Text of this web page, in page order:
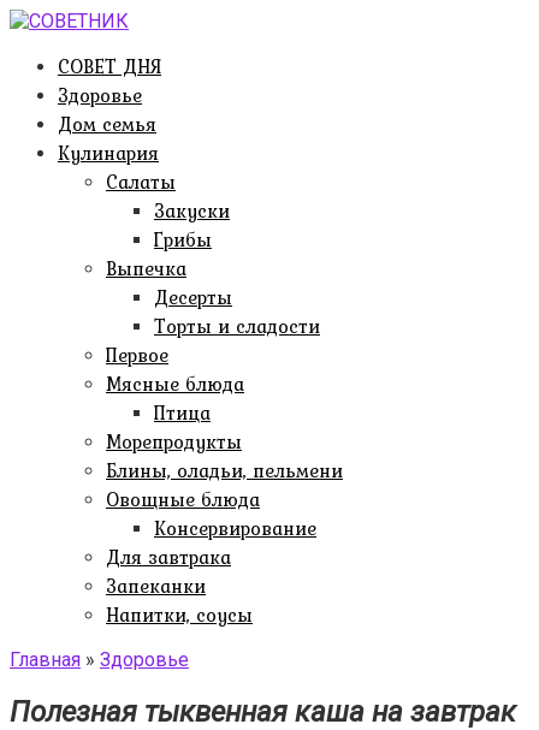
Перейти
контентуСОВЕТ ДНЯ
Здоровье
Дом семья
Кулинария
Салаты
Закуски
Грибы
Выпечка
Десерты
Торты и сладости
Первое
Мясные блюда
Птица
Морепродукты
Блины, оладьи, пельмени
Овощные блюда
Консервирование
Для завтрака
Запеканки
Напитки, соусы
Главная » Здоровье
Полезная тыквенная каша на завтрак